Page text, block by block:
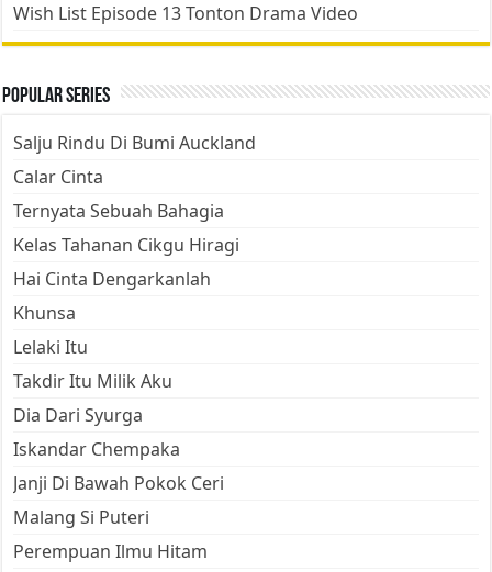
Wish List Episode 13 Tonton Drama Video
Popular Series
Salju Rindu Di Bumi Auckland
Calar Cinta
Ternyata Sebuah Bahagia
Kelas Tahanan Cikgu Hiragi
Hai Cinta Dengarkanlah
Khunsa
Lelaki Itu
Takdir Itu Milik Aku
Dia Dari Syurga
Iskandar Chempaka
Janji Di Bawah Pokok Ceri
Malang Si Puteri
Perempuan Ilmu Hitam